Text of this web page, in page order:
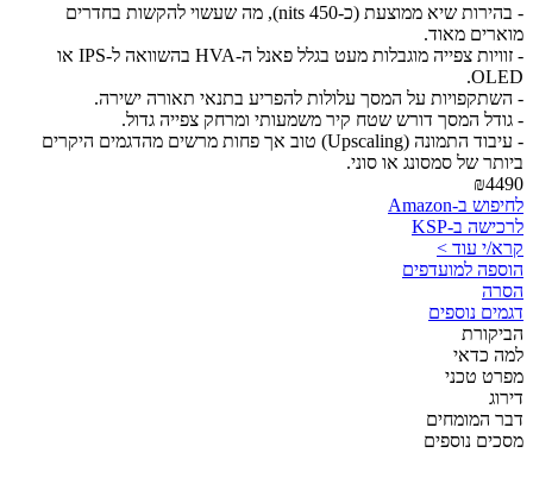
- בהירות שיא ממוצעת (כ-450 nits), מה שעשוי להקשות בחדרים
מוארים מאוד.
- זוויות צפייה מוגבלות מעט בגלל פאנל ה-HVA בהשוואה ל-IPS או
OLED.
- השתקפויות על המסך עלולות להפריע בתנאי תאורה ישירה.
- גודל המסך דורש שטח קיר משמעותי ומרחק צפייה גדול.
- עיבוד התמונה (Upscaling) טוב אך פחות מרשים מהדגמים היקרים
ביותר של סמסונג או סוני.
₪4490
לחיפוש ב-Amazon
לרכישה ב-KSP
קרא/י עוד >
הוספה למועדפים
הסרה
דגמים נוספים
הביקורת
למה כדאי
מפרט טכני
דירוג
דבר המומחים
מסכים נוספים